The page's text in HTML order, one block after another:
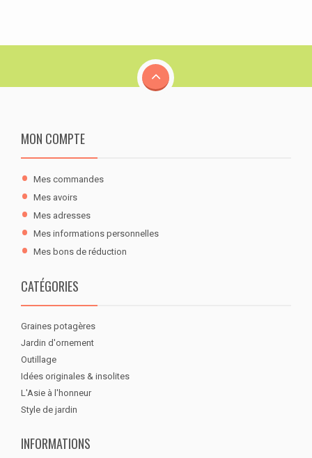
MON COMPTE
Mes commandes
Mes avoirs
Mes adresses
Mes informations personnelles
Mes bons de réduction
CATÉGORIES
Graines potagères
Jardin d'ornement
Outillage
Idées originales & insolites
L'Asie à l'honneur
Style de jardin
INFORMATIONS